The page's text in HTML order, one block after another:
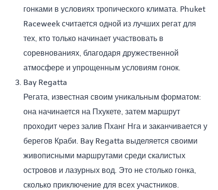
гонками в условиях тропического климата. Phuket
Raceweek считается одной из лучших регат для
тех, кто только начинает участвовать в
соревнованиях, благодаря дружественной
атмосфере и упрощенным условиям гонок.
Bay Regatta
Регата, известная своим уникальным форматом:
она начинается на Пхукете, затем маршрут
проходит через залив Пханг Нга и заканчивается у
берегов Краби. Bay Regatta выделяется своими
живописными маршрутами среди скалистых
островов и лазурных вод. Это не столько гонка,
сколько приключение для всех участников.